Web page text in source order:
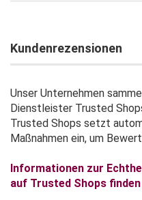
Kundenrezensionen
Unser Unternehmen
Dienstleister Trusted
Trusted Shops setzt
Maßnahmen ein, um
Informationen zur
auf Trusted Shops